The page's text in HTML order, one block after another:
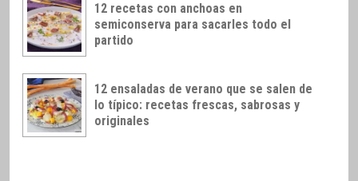
12 recetas con anchoas en
semiconserva para sacarles todo el
partido
12 ensaladas de verano que se salen de
lo típico: recetas frescas, sabrosas y
originales